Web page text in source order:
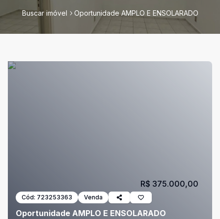
Buscar imóvel Oportunidade AMPLO E ENSOLARADO
Cód: 723253363 Venda
Oportunidade AMPLO E ENSOLARADO
R$ 375.000,00